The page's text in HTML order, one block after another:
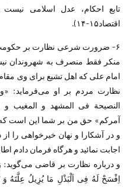
تابع احکام، عدل اسلامی نیست
اقتصاد۱۵-۱۴).
۶- ضرورت شرعی نظارت بر
منکر فقط منصرف به شهروندان
امام علی که اهل تشیع برای وی
نظارت مردم بر او می‌فرماید: «و
النصیحة فی المشهد و المغیب و
آمرکم» حق من بر شما این است که
و در آشکارا و نهان خیرخواهی را
اجابت نمائید و هر‌گاه فرمان دادم
و درباره نظارت بر قاضی می‌گوید:
اِفْسَحْ لَهُ فِی اَلْبَذْلِ مَا یُزِیلُ عِلَّتَهُ